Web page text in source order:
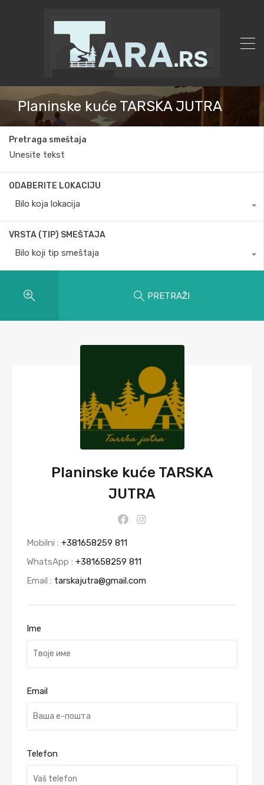
Planinske kuće TARSKA JUTRA
Pretraga smeštaja
ODABERITE LOKACIJU
Bilo koja lokacija
VRSTA (TIP) SMEŠTAJA
Bilo koji tip smeštaja
PRETRAŽI
Planinske kuće TARSKA
JUTRA
Mobilni : +381658259 811
WhatsApp : +381658259 811
Email : tarskajutra@gmail.com
Ime
Email
Telefon